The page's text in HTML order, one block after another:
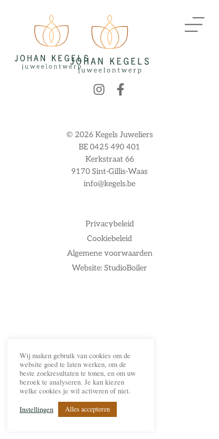
Privacybeleid
Cookiebeleid
Algemene voorwaarden
Website: StudioBoiler
© 2026 Kegels Juweliers
BE 0425 490 401
Kerkstraat 66
9170 Sint-Gillis-Waas
info@kegels.be
Wij maken gebruik van cookies om de
website goed te laten werken, om de
beste zoekresultaten te tonen, en om uw
bezoek te analyseren. Je kan kiezen
welke cookies je wil activeren of niet.
Instellingen
Alles accepteren